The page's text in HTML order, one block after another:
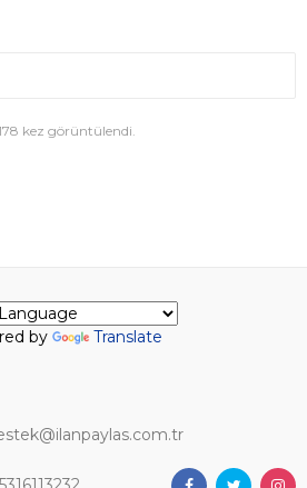
kez görüntülendi.
by Translate